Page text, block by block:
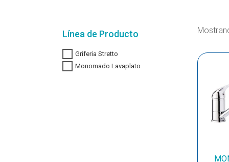
Línea de Producto
Griferia Stretto
Monomado Lavaplato